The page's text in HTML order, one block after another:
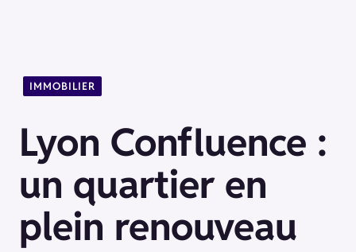
IMMOBILIER
Lyon Confluence :
un quartier en
plein renouveau